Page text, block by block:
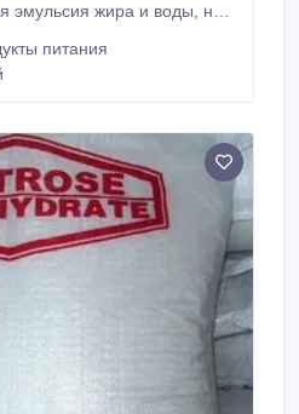
жира и воды, не
растительная.
альтернатива
питания